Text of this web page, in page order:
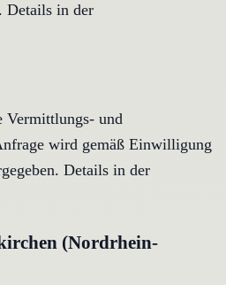
Details in der
Vermittlungs- und
wird gemäß Einwilligung
Details in der
(Nordrhein-